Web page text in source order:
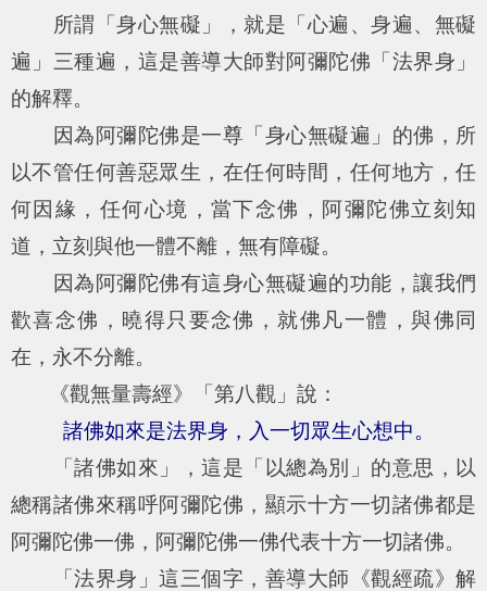
所謂「身心無礙」，就是「心遍、身遍、無礙
遍」三種遍，這是善導大師對阿彌陀佛「法界身」
的解釋。
因為阿彌陀佛是一尊「身心無礙遍」的佛，所
以不管任何善惡眾生，在任何時間，任何地方，任
何因緣，任何心境，當下念佛，阿彌陀佛立刻知
道，立刻與他一體不離，無有障礙。
因為阿彌陀佛有這身心無礙遍的功能，讓我們
歡喜念佛，曉得只要念佛，就佛凡一體，與佛同
在，永不分離。
《觀無量壽經》「第八觀」說：
諸佛如來是法界身，入一切眾生心想中。
「諸佛如來」，這是「以總為別」的意思，以
總稱諸佛來稱呼阿彌陀佛，顯示十方一切諸佛都是
阿彌陀佛一佛，阿彌陀佛一佛代表十方一切諸佛。
「法界身」這三個字，善導大師《觀經疏》解